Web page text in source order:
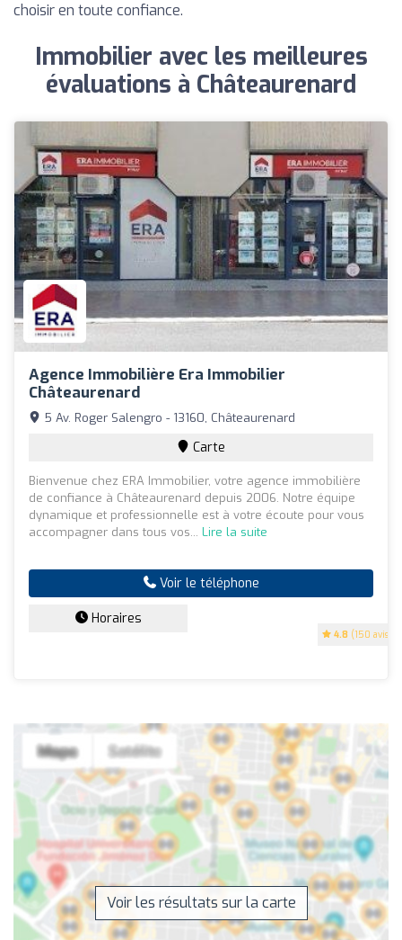
choisir en toute confiance.
Immobilier avec les meilleures
évaluations à Châteaurenard
Agence Immobilière Era Immobilier
Châteaurenard
4.8 (150 avis)
5 Av. Roger Salengro - 13160, Châteaurenard
Carte
Bienvenue chez ERA Immobilier, votre agence immobilière
de confiance à Châteaurenard depuis 2006. Notre équipe
dynamique et professionnelle est à votre écoute pour vous
accompagner dans tous vos... Lire la suite
Voir le téléphone
Horaires
Voir les résultats sur la carte